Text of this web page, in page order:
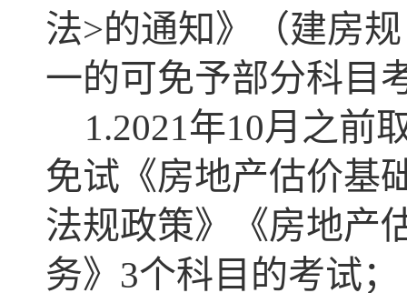
法>的通知》（建房
一的可免予部分科目
1.2021年10月之前
免试《房地产估价基
法规政策》《房地产
务》3个科目的考试；